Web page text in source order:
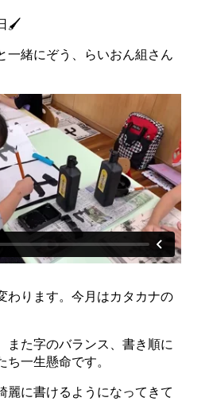
🖌
一緒にぞう、らいおん組さん
わります。今月はカタカナの
また字のバランス、書き順に
ち一生懸命です。
麗に書けるようになってきて